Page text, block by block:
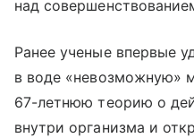
над
Ранее ученые впервые
в воде «невозможную»
67-летнюю теорию о
внутри организма и